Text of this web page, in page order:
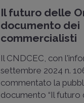
Il futuro delle
documento dei
commercialisti
Il CNDCEC, con
settembre 2024 n.
commentato la
documento “Il futuro